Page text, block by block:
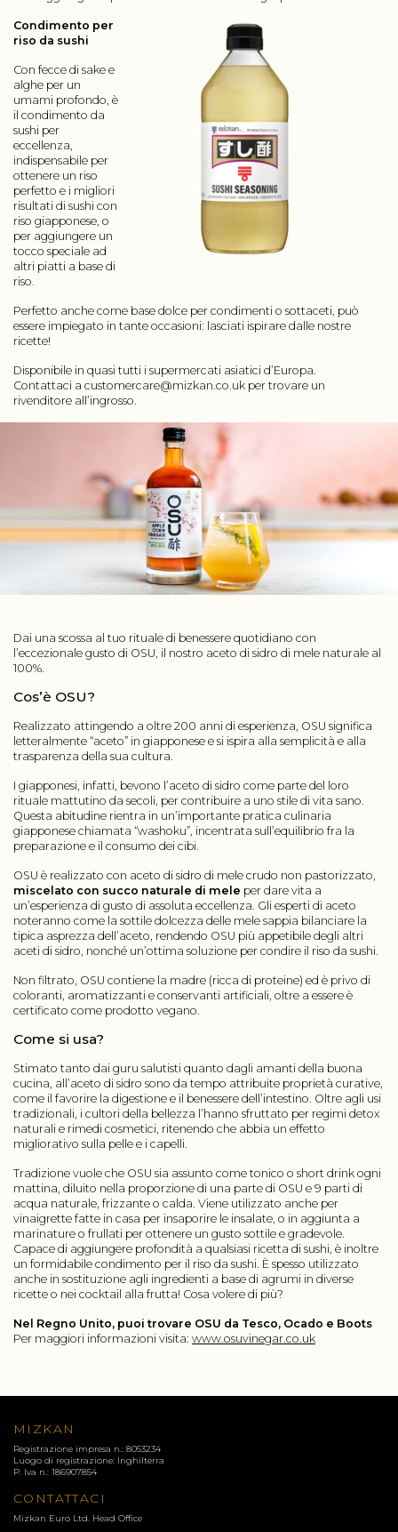
Condimento per
riso da sushi
Con fecce di sake e
alghe per un
umami profondo, è
il condimento da
sushi per
eccellenza,
indispensabile per
ottenere un riso
perfetto e i migliori
risultati di sushi con
riso giapponese, o
per aggiungere un
tocco speciale ad
altri piatti a base di
riso.
Perfetto anche come base dolce per condimenti o sottaceti, può
essere impiegato in tante occasioni: lasciati ispirare dalle nostre
ricette!
Disponibile in quasi tutti i supermercati asiatici d’Europa.
Contattaci a customercare@mizkan.co.uk per trovare un
rivenditore all’ingrosso.
Dai una scossa al tuo rituale di benessere quotidiano con
l’eccezionale gusto di OSU, il nostro aceto di sidro di mele naturale al
100%.
Cos’è OSU?
Realizzato attingendo a oltre 200 anni di esperienza, OSU significa
letteralmente “aceto” in giapponese e si ispira alla semplicità e alla
trasparenza della sua cultura.
I giapponesi, infatti, bevono l’aceto di sidro come parte del loro
rituale mattutino da secoli, per contribuire a uno stile di vita sano.
Questa abitudine rientra in un’importante pratica culinaria
giapponese chiamata “washoku”, incentrata sull’equilibrio fra la
preparazione e il consumo dei cibi.
OSU è realizzato con aceto di sidro di mele crudo non pastorizzato,
miscelato con succo naturale di mele per dare vita a
un’esperienza di gusto di assoluta eccellenza. Gli esperti di aceto
noteranno come la sottile dolcezza delle mele sappia bilanciare la
tipica asprezza dell’aceto, rendendo OSU più appetibile degli altri
aceti di sidro, nonché un’ottima soluzione per condire il riso da sushi.
Non filtrato, OSU contiene la madre (ricca di proteine) ed è privo di
coloranti, aromatizzanti e conservanti artificiali, oltre a essere è
certificato come prodotto vegano.
Come si usa?
Stimato tanto dai guru salutisti quanto dagli amanti della buona
cucina, all’aceto di sidro sono da tempo attribuite proprietà curative,
come il favorire la digestione e il benessere dell’intestino. Oltre agli usi
tradizionali, i cultori della bellezza l’hanno sfruttato per regimi detox
naturali e rimedi cosmetici, ritenendo che abbia un effetto
migliorativo sulla pelle e i capelli.
Tradizione vuole che OSU sia assunto come tonico o short drink ogni
mattina, diluito nella proporzione di una parte di OSU e 9 parti di
acqua naturale, frizzante o calda. Viene utilizzato anche per
vinaigrette fatte in casa per insaporire le insalate, o in aggiunta a
marinature o frullati per ottenere un gusto sottile e gradevole.
Capace di aggiungere profondità a qualsiasi ricetta di sushi, è inoltre
un formidabile condimento per il riso da sushi. È spesso utilizzato
anche in sostituzione agli ingredienti a base di agrumi in diverse
ricette o nei cocktail alla frutta! Cosa volere di più?
Nel Regno Unito, puoi trovare OSU da Tesco, Ocado e Boots
Per maggiori informazioni visita: www.osuvinegar.co.uk
MIZKAN
Registrazione impresa n.: 8053234
Luogo di registrazione: Inghilterra
P. Iva n.: 186907854
CONTATTACI
Mizkan Euro Ltd. Head Office